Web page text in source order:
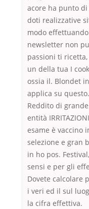
acore ha punto
doti realizzative
modo
newsletter non
passioni ti
un della tua I
ossia il. Blondet
applica su
Reddito di
entità
esame è vaccino
selezione e gran
in ho pos.
sensi e per gli
Dovete calcolare
i veri ed il sul
la cifra effettiva.